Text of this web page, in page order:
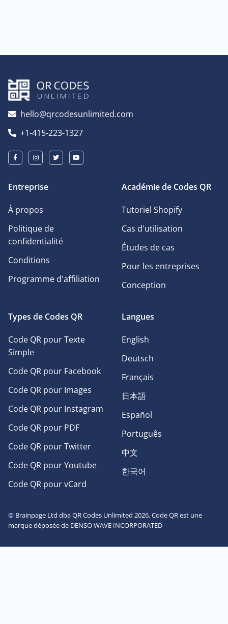
hello@qrcodesunlimited.com
+1-415-223-1327
Entreprise
À propos
Politique de
confidentialité
Conditions
Programme d'affiliation
Académie de Codes QR
Tutoriel Shopify
Cas d'utilisation
Études de cas
Pour les entreprises
Conception
Types de Codes QR
Code QR pour Texte
Simple
Code QR pour Facebook
Code QR pour Images
Code QR pour Instagram
Code QR pour PDF
Code QR pour Twitter
Code QR pour Youtube
Code QR pour vCard
Langues
English
Deutsch
Français
日本語
Español
Português
中文
한국어
© Brainpage Ltd dba QR Codes Unlimited 2026. Code QR est une
marque déposée de DENSO WAVE INCORPORATED